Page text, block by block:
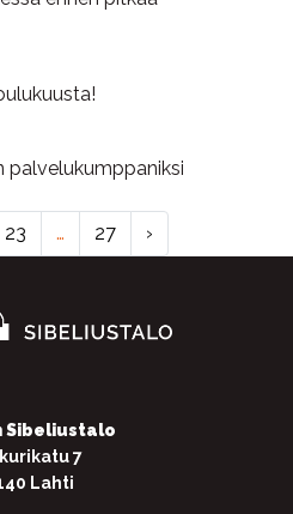
palvelukumppaniksi
23 … 27 ›
Sibeliustalo
7
Lahti